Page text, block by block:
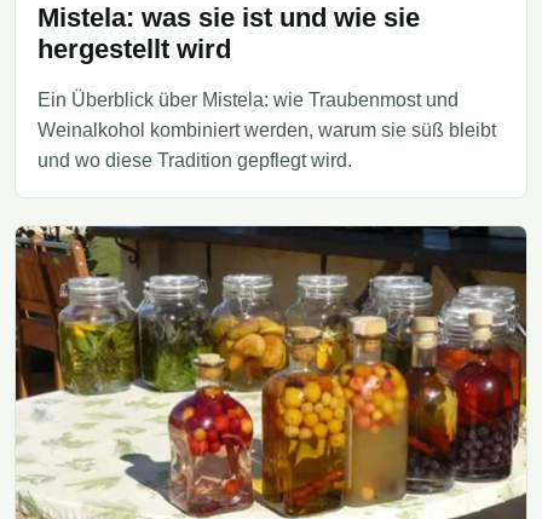
Mistela: was sie ist und wie sie
hergestellt wird
Ein Überblick über Mistela: wie Traubenmost und
Weinalkohol kombiniert werden, warum sie süß bleibt
und wo diese Tradition gepflegt wird.